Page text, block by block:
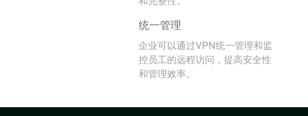
统一管理
企业可以通过VPN统一管理和监
控员工的远程访问，提高安全性
和管理效率。